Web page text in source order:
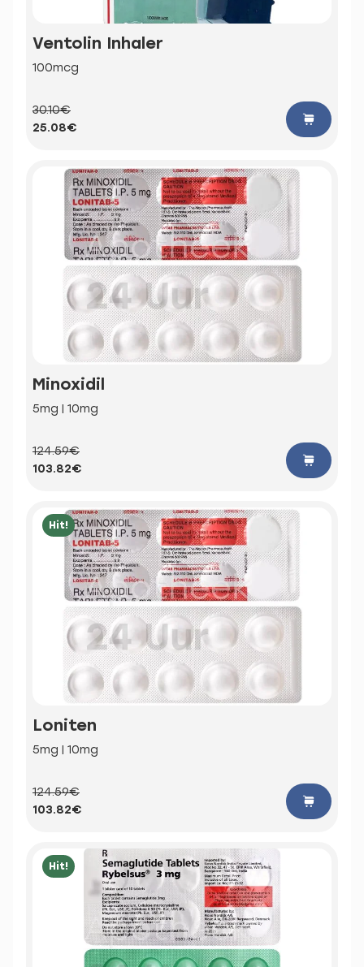
Ventolin Inhaler
100mcg
30.10€
25.08€
Minoxidil
5mg | 10mg
124.59€
103.82€
Hit!
Loniten
5mg | 10mg
124.59€
103.82€
Hit!